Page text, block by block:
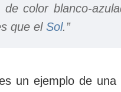
de color blanco-
que el Sol.”
un ejemplo de